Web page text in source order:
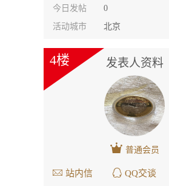
今日发帖
0
活动城市
北京
发表人资料
4楼
普通会员
站内信 QQ交谈